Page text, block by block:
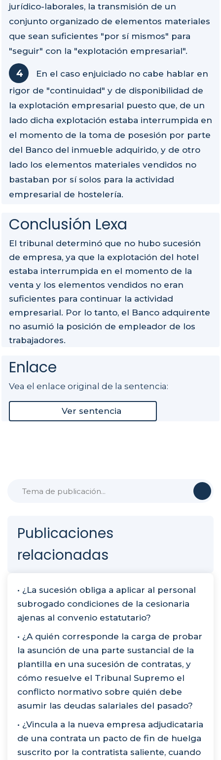
Publicaciones
relacionadas
• ¿La sucesión obliga a aplicar al personal
subrogado condiciones de la cesionaria
ajenas al convenio estatutario?
• ¿A quién corresponde la carga de probar
la asunción de una parte sustancial de la
plantilla en una sucesión de contratas, y
cómo resuelve el Tribunal Supremo el
conflicto normativo sobre quién debe
asumir las deudas salariales del pasado?
• ¿Vincula a la nueva empresa adjudicataria
de una contrata un pacto de fin de huelga
suscrito por la contratista saliente, cuando
jurídico-laborales, la transmisión de un
conjunto organizado de elementos materiales
que sean suficientes "por sí mismos" para
"seguir" con la "explotación empresarial".
En el caso enjuiciado no cabe hablar en
rigor de "continuidad" y de disponibilidad de
la explotación empresarial puesto que, de un
lado dicha explotación estaba interrumpida en
el momento de la toma de posesión por parte
del Banco del inmueble adquirido, y de otro
lado los elementos materiales vendidos no
bastaban por sí solos para la actividad
empresarial de hostelería.
Conclusión Lexa
El tribunal determinó que no hubo sucesión
de empresa, ya que la explotación del hotel
estaba interrumpida en el momento de la
venta y los elementos vendidos no eran
suficientes para continuar la actividad
empresarial. Por lo tanto, el Banco adquirente
no asumió la posición de empleador de los
trabajadores.
Enlace
Vea el enlace original de la sentencia:
Ver sentencia